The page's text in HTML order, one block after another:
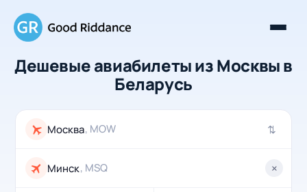
Дешевые авиабилеты из Москвы в
Беларусь
, MOW ⇄
, MSQ ×